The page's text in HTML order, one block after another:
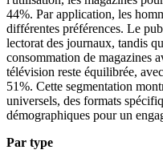
44%. Par application, les
différentes préférences. Le
lectorat des journaux, tandis
consommation de magazines
télévision reste équilibrée,
51%. Cette segmentation
universels, des formats
démographiques pour un
Par type